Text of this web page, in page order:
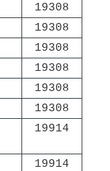
19308
19308
19308
19308
19308
19308
19914
19914